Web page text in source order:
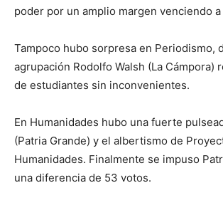
poder por un amplio margen venciendo a
Tampoco hubo sorpresa en Periodismo,
agrupación Rodolfo Walsh (La Cámpora)
de estudiantes sin inconvenientes.
En Humanidades hubo una fuerte
(Patria Grande) y el albertismo de
Humanidades. Finalmente se impuso
una diferencia de 53 votos.